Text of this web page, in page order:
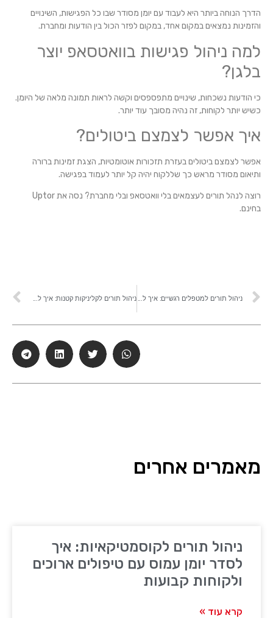
הדרך הנוחה ביותר היא לעבוד עם יומן מסודר שבו כל הפגישות, השינויים
והזמינות נמצאים במקום אחד, במקום לפזר הכול בין הודעות ומחברת.
למה ניהול פגישות בוואטסאפ יוצר
בלגן?
כי הודעות נשכחות, שינויים מתפספסים וקשה לראות תמונה מלאה של היומן.
כשיש יותר לקוחות, זה נהיה מסובך עוד יותר.
איך אפשר לצמצם ביטולים?
אפשר לצמצם ביטולים בעזרת תזכורות אוטומטיות, הצגת זמינות ברורה
ותיאום מסודר מראש כך שללקוח יהיה קל יותר לעמוד בפגישה.
רוצה לנהל תורים לעצמאים בלי וואטסאפ ובלי מחברת? נסה את Uptor
בחינם.
ניהול תורים למטפלים רגשיים: איך לשמור על יומן מסודר, פגישות קבועות וממתינים בלי בלגן ניהול תורים לקליניקות קטנות: איך לשמור על יומן מסודר עם כמה מטפלים
מאמרים אחרים
ניהול תורים לקוסמטיקאיות: איך
לסדר יומן עמוס עם טיפולים ארוכים
ולקוחות קבועות
קרא עוד »